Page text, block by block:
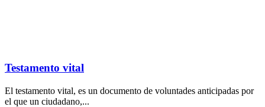
Testamento vital
El testamento vital, es un documento de voluntades anticipadas por
el que un ciudadano,...